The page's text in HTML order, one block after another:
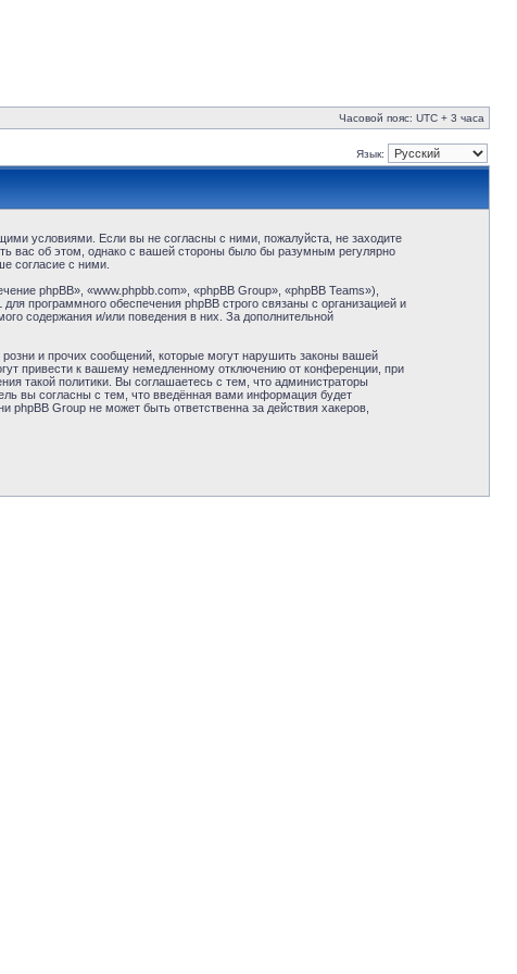
Часовой пояс: UTC + 3 часа
Язык:
условиями. Если вы не согласны с ними, пожалуйста, не заходите
вас об этом, однако с вашей стороны было бы разумным регулярно
согласие с ними.
phpBB», «www.phpbb.com», «phpBB Group», «phpBB Teams»),
программного обеспечения phpBB строго связаны с организацией и
содержания и/или поведения в них. За дополнительной
и прочих сообщений, которые могут нарушить законы вашей
привести к вашему немедленному отключению от конференции, при
такой политики. Вы соглашаетесь с тем, что администраторы
вы согласны с тем, что введённая вами информация будет
Group не может быть ответственна за действия хакеров,